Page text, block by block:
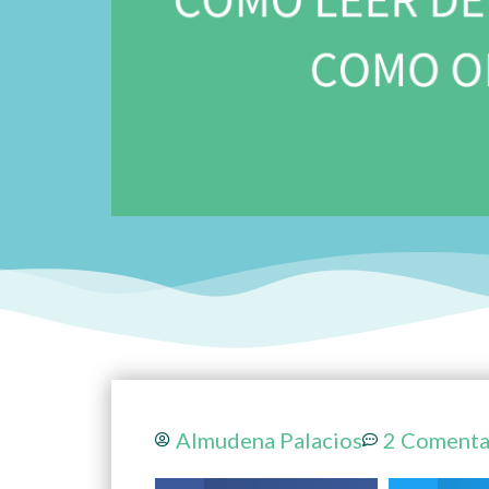
Almudena Palacios 2